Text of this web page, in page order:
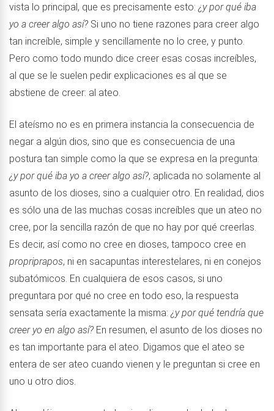
vista lo principal, que es precisamente esto: ¿y por qué iba
yo a creer algo así? Si uno no tiene razones para creer algo
tan increíble, simple y sencillamente no lo cree, y punto.
Pero como todo mundo dice creer esas cosas increíbles,
al que se le suelen pedir explicaciones es al que se
abstiene de creer: al ateo.
El ateísmo no es en primera instancia la consecuencia de
negar a algún dios, sino que es consecuencia de una
postura tan simple como la que se expresa en la pregunta:
¿y por qué iba yo a creer algo así?, aplicada no solamente al
asunto de los dioses, sino a cualquier otro. En realidad, dios
es sólo una de las muchas cosas increíbles que un ateo no
cree, por la sencilla razón de que no hay por qué creerlas.
Es decir, así como no cree en dioses, tampoco cree en
propriprapos, ni en sacapuntas interestelares, ni en conejos
subatómicos. En cualquiera de esos casos, si uno
preguntara por qué no cree en todo eso, la respuesta
sensata sería exactamente la misma: ¿y por qué tendría que
creer yo en algo así? En resumen, el asunto de los dioses no
es tan importante para el ateo. Digamos que el ateo se
entera de ser ateo cuando vienen y le preguntan si cree en
uno u otro dios.